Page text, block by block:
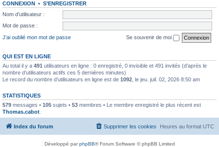
CONNEXION • S’ENREGISTRER
Nom d’utilisateur :
Mot de passe :
J’ai oublié mon mot de passe
Se souvenir de moi
QUI EST EN LIGNE
Au total il y a 491 utilisateurs en ligne : 0 enregistré, 0 invisible et 491 invités (d’après le
nombre d’utilisateurs actifs ces 5 dernières minutes)
Le record du nombre d’utilisateurs en ligne est de 1092 , le jeu. juil. 02, 2026 8:50 am
STATISTIQUES
579 messages • 105 sujets • 53 membres • Le membre enregistré le plus récent est
Thomas.cabot
Index du forum Heures au format UTC
Supprimer les cookies
Développé parphpBB® Forum Software © phpBB Limited